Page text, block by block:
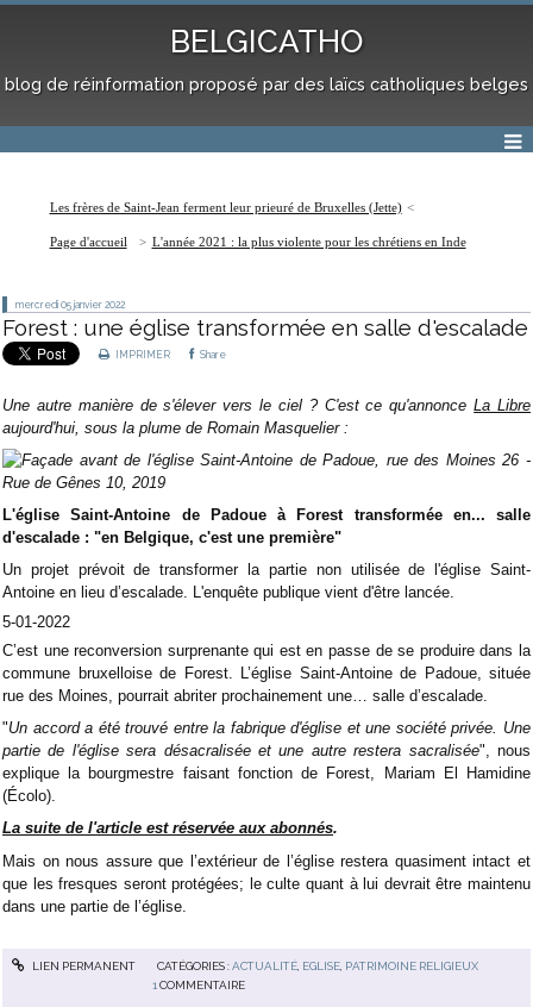
BELGICATHO
blog de réinformation proposé par des laïcs catholiques belges
Les frères de Saint-Jean ferment leur prieuré de Bruxelles (Jette)
Page d'accueil L'année 2021 : la plus violente pour les chrétiens en Inde
mercredi 05 janvier 2022
Forest : une église transformée en salle d'escalade
IMPRIMER Share
Une autre manière de s'élever vers le ciel ? C'est ce qu'annonceLa Libre
aujourd'hui, sous la plume de Romain Masquelier :
L'église Saint-Antoine de Padoue à Forest transformée en... salle
d'escalade : "en Belgique, c'est une première"
Un projet prévoit de transformer la partie non utilisée de l'église Saint-
Antoine en lieu d’escalade. L'enquête publique vient d'être lancée.
5-01-2022
C’est une reconversion surprenante qui est en passe de se produire dans la
commune bruxelloise de Forest. L’église Saint-Antoine de Padoue, située
rue des Moines, pourrait abriter prochainement une… salle d’escalade.
"Un accord a été trouvé entre la fabrique d'église et une société privée. Une
partie de l'église sera désacralisée et une autre restera sacralisée", nous
explique la bourgmestre faisant fonction de Forest, Mariam El Hamidine
(Écolo).
La suite de l'article est réservée aux abonnés.
Mais on nous assure que l’extérieur de l’église restera quasiment intact et
que les fresques seront protégées; le culte quant à lui devrait être maintenu
dans une partie de l’église.
LIEN PERMANENT CATÉGORIES :ACTUALITÉ, EGLISE, PATRIMOINE RELIGIEUX
1 COMMENTAIRE